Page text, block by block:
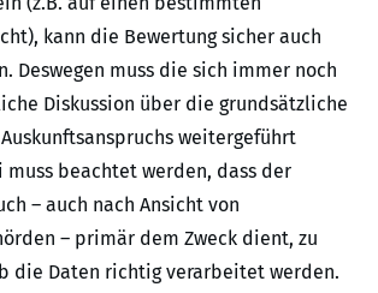
kann die Bewertung sicher auch
Deswegen muss die sich immer noch
Diskussion über die grundsätzliche
weitergeführt
beachtet werden, dass der
– auch nach Ansicht von
– primär dem Zweck dient, zu
die Daten richtig verarbeitet werden.